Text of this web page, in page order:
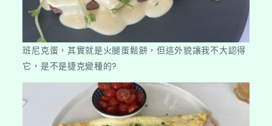
班尼克蛋，其實就是火腿蛋鬆餅，但這外貌讓我不大認得
它，是不是捷克變種的?